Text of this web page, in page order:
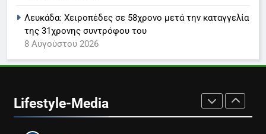
Λευκάδα: Χειροπέδες σε 58χρονο μετά την καταγγελία
της 31χρονης συντρόφου του
8 Αυγούστου 2026
Lifestyle-Media
Times μαζί σε μια νέα
συνδρομητική πρόταση
LIFESTYLE-MEDIA
1
LIFESTYLE-MEDIA